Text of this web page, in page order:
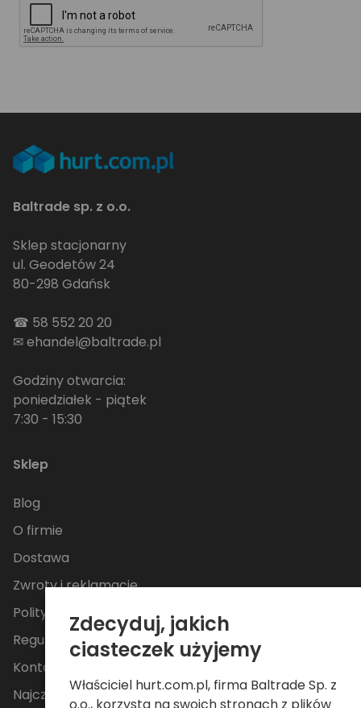
Baltrade sp. z o.o.
Sklep stacjonarny
ul. Geodetów 24
80-298 Gdańsk
☎ 58 552 20 20
✉ehandel@baltrade.pl
Godziny otwarcia:
poniedziałek - piątek
7:30 - 15:30
Sklep
Blog
O firmie
Dostawa
Zwroty i reklamacje
Polityka Prywatności
Regulamin
Kontakt
Najczęściej zadawane pytania
Zdecyduj, jakich
ciasteczek użyjemy
Właściciel hurt.com.pl, firma Baltrade Sp. z